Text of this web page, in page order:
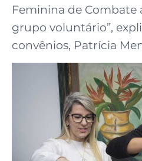
Feminina de Combate
grupo voluntário”,
convênios, Patrícia